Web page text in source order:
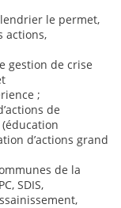
le permet,
actions,
gestion de crise
;
de
d’actions grand
de la
SDIS,